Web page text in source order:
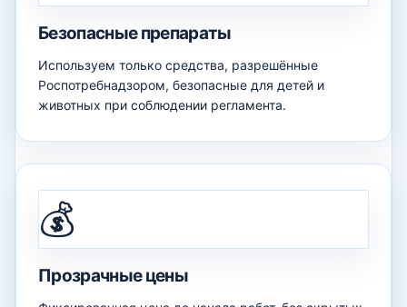
Безопасные препараты
Используем только средства, разрешённые
Роспотребнадзором, безопасные для детей и
животных при соблюдении регламента.
💰
Прозрачные цены